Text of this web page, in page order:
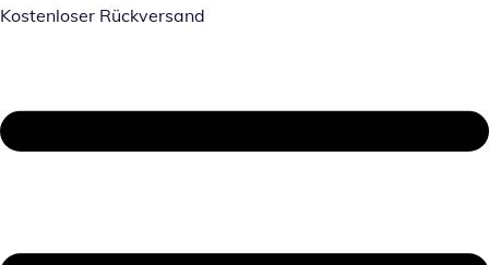
Kostenloser Rückversand